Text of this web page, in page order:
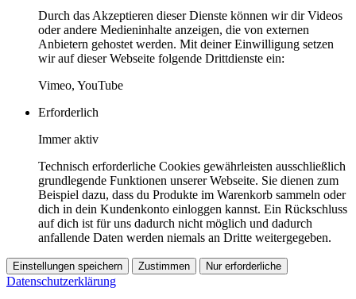
Durch das Akzeptieren dieser Dienste können wir dir Videos
oder andere Medieninhalte anzeigen, die von externen
Anbietern gehostet werden. Mit deiner Einwilligung setzen
wir auf dieser Webseite folgende Drittdienste ein:
Vimeo, YouTube
Erforderlich
Immer aktiv
Technisch erforderliche Cookies gewährleisten ausschließlich
grundlegende Funktionen unserer Webseite. Sie dienen zum
Beispiel dazu, dass du Produkte im Warenkorb sammeln oder
dich in dein Kundenkonto einloggen kannst. Ein Rückschluss
auf dich ist für uns dadurch nicht möglich und dadurch
anfallende Daten werden niemals an Dritte weitergegeben.
Einstellungen speichern Zustimmen Nur erforderliche
Datenschutzerklärung